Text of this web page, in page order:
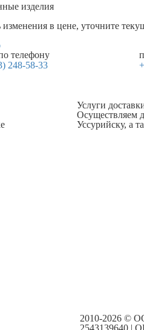
изделия
в цене, уточните
телефону
248-58-33
Услуги
Осуществляем
Уссурийску, а
2010-2026
2543139640 |